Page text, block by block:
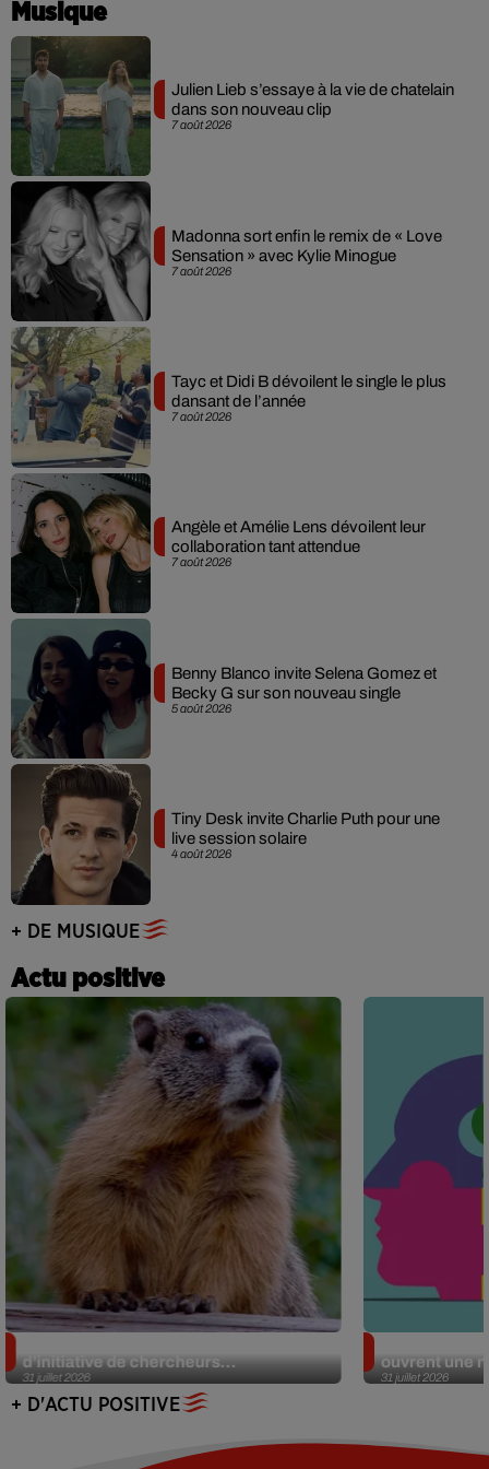
Musique
7 août 2026
Julien Lieb s’essaye à la vie de chatelain
dans son nouveau clip
7 août 2026
Madonna sort enfin le remix de « Love
Sensation » avec Kylie Minogue
7 août 2026
Tayc et Didi B dévoilent le single le plus
dansant de l’année
7 août 2026
Angèle et Amélie Lens dévoilent leur
collaboration tant attendue
5 août 2026
Benny Blanco invite Selena Gomez et
Becky G sur son nouveau single
4 août 2026
Tiny Desk invite Charlie Puth pour une
live session solaire
+ DE MUSIQUE
Actu positive
31 juillet 2026
d’initiative de chercheurs...
31 juillet 2026
ouvrent une
+ D'ACTU POSITIVE